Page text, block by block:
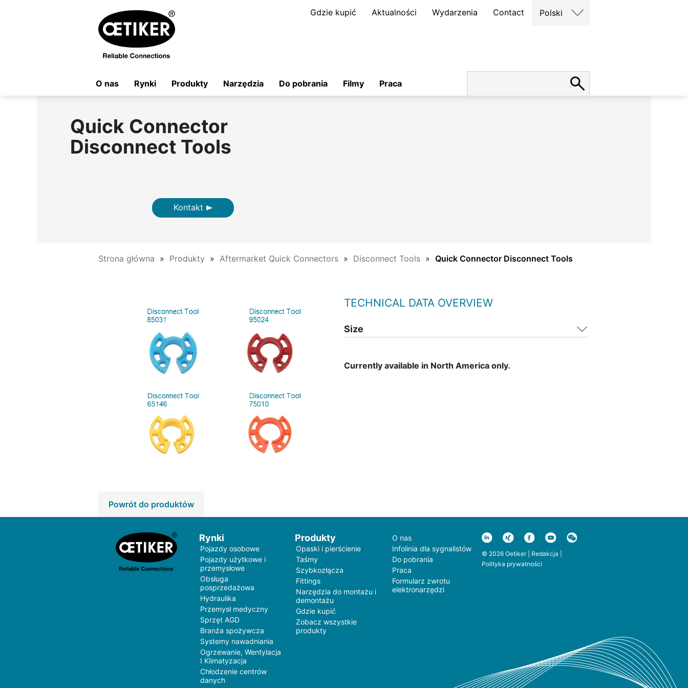
Gdzie kupić Aktualności Wydarzenia Contact Polski
O nas Rynki Produkty Narzędzia Do pobrania Filmy Praca
Quick Connector
Disconnect Tools
Kontakt
Strona główna Produkty Aftermarket Quick Connectors Disconnect Tools Quick Connector Disconnect Tools
TECHNICAL DATA OVERVIEW
Size
Currently available in North America only.
Powrót do produktów
Rynki
Pojazdy osobowe
Pojazdy użytkowe i
przemysłowe
Obsługa
posprzedażowa
Hydraulika
Przemysł medyczny
Sprzęt AGD
Branża spożywcza
Systemy nawadniania
Ogrzewanie, Wentylacja
I Klimatyzacja
Chłodzenie centrów
danych
Produkty
Opaski i pierścienie
Taśmy
Szybkozłącza
Fittings
Narzędzia do montażu i
demontażu
Gdzie kupić
Zobacz wszystkie
produkty
O nas
Infolinia dla sygnalistów
Do pobrania
Praca
Formularz zwrotu
elektronarzędzi
© 2026 Oetiker | Redakcja
Polityka prywatności